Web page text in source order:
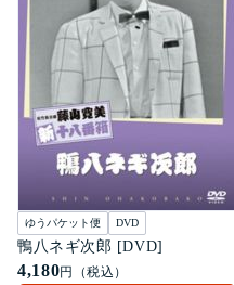
ゆうパケット便 DVD
鴨八ネギ次郎 [DVD]
4,180円（税込）